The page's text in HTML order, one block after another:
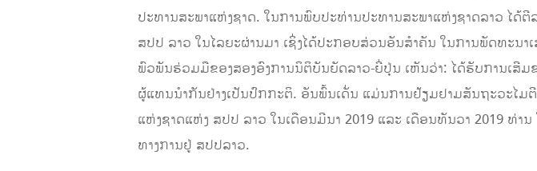
ປະທານສະພາແຫ່ງຊາດ. ໃນການພົບປະທ່ານປະທານສະພາແຫ່ງຊາດລາວ ໄ
ສປປ ລາວ ​ໃນໄລຍະຜ່ານມາ ເຊິ່ງໄດ້ປະກອບສ່ວນອັນສໍາຄັນ ໃນການພັດທະນ
ພົວພັນ​ຮ່ວມມື​ຂອງ​ສອງ​ອົງ​ການ​ນິ​ຕິ​ບັນ​ຍັດລາວ-ຍີ່​ປຸ່​ນ ​ເຫັນວ່າ: ໄດ້ຮັບການເສີ
ຜູ້ແທນນຳກັນຢ່າງເປັນປົກກະຕິ. ອັນພົ້ນເດັ່ນ ແມ່ນການຢ້ຽມຢາມສັນຖະວະໄມ
ແຫ່ງຊາດແຫ່ງ ສປປ ລາວ ໃນເດືອນມີນາ 2019 ແລະ ເດືອນທັນວາ 2019 ທ່າ
ທາງການຢູ່ ສປປລາວ.